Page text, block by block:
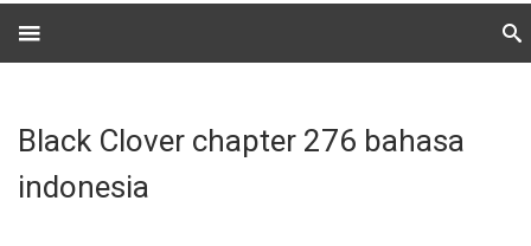
Black Clover chapter 276 bahasa
indonesia